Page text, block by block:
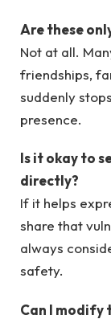
Are these
Not at all.
friendships,
suddenly
presence.
Is it okay to
directly?
If it helps
share that
always
safety.
Can I modify